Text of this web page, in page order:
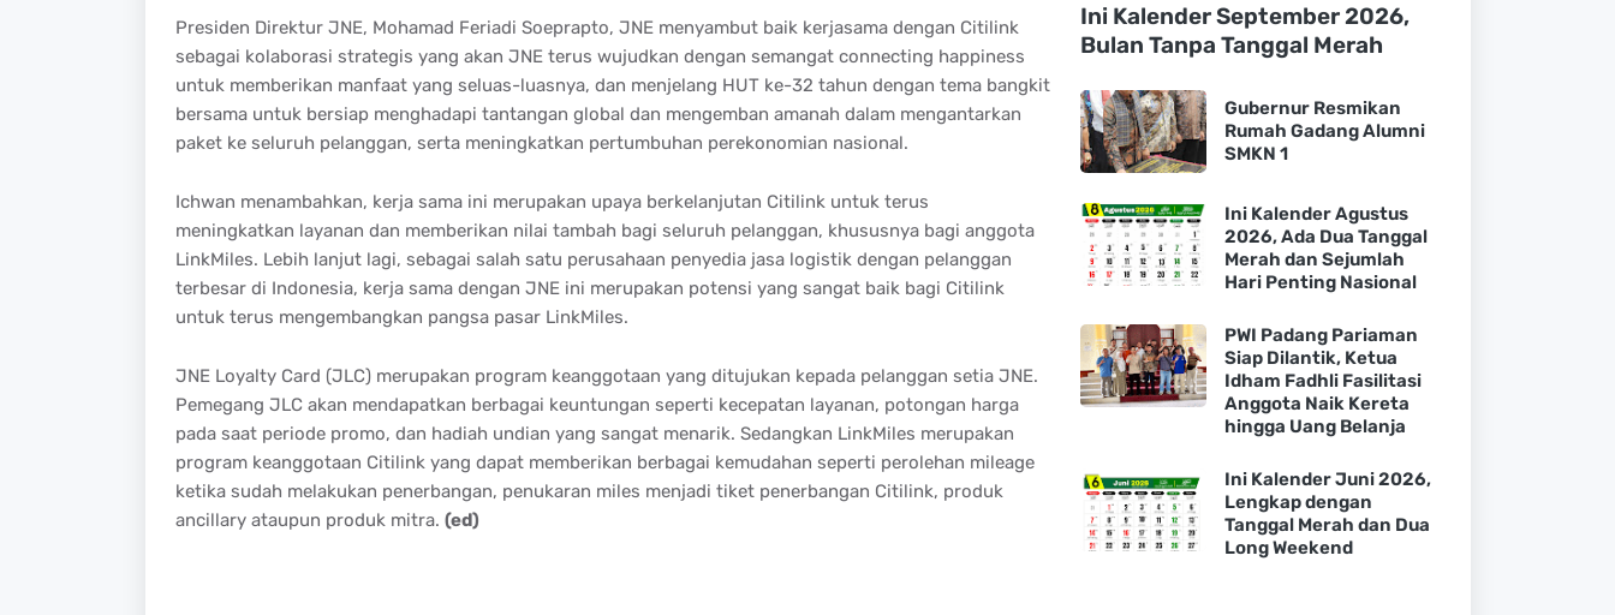
Presiden Direktur JNE, Mohamad Feriadi Soeprapto, JNE menyambut baik kerjasama dengan Citilink
sebagai kolaborasi strategis yang akan JNE terus wujudkan dengan semangat connecting happiness
untuk memberikan manfaat yang seluas-luasnya, dan menjelang HUT ke-32 tahun dengan tema bangkit
bersama untuk bersiap menghadapi tantangan global dan mengemban amanah dalam mengantarkan
paket ke seluruh pelanggan, serta meningkatkan pertumbuhan perekonomian nasional.
Ichwan menambahkan, kerja sama ini merupakan upaya berkelanjutan Citilink untuk terus
meningkatkan layanan dan memberikan nilai tambah bagi seluruh pelanggan, khususnya bagi anggota
LinkMiles. Lebih lanjut lagi, sebagai salah satu perusahaan penyedia jasa logistik dengan pelanggan
terbesar di Indonesia, kerja sama dengan JNE ini merupakan potensi yang sangat baik bagi Citilink
untuk terus mengembangkan pangsa pasar LinkMiles.
JNE Loyalty Card (JLC) merupakan program keanggotaan yang ditujukan kepada pelanggan setia JNE.
Pemegang JLC akan mendapatkan berbagai keuntungan seperti kecepatan layanan, potongan harga
pada saat periode promo, dan hadiah undian yang sangat menarik. Sedangkan LinkMiles merupakan
program keanggotaan Citilink yang dapat memberikan berbagai kemudahan seperti perolehan mileage
ketika sudah melakukan penerbangan, penukaran miles menjadi tiket penerbangan Citilink, produk
ancillary ataupun produk mitra. (ed)
Ini Kalender September 2026,
Bulan Tanpa Tanggal Merah
Gubernur Resmikan
Rumah Gadang Alumni
SMKN 1
Ini Kalender Agustus
2026, Ada Dua Tanggal
Merah dan Sejumlah
Hari Penting Nasional
PWI Padang Pariaman
Siap Dilantik, Ketua
Idham Fadhli Fasilitasi
Anggota Naik Kereta
hingga Uang Belanja
Ini Kalender Juni 2026,
Lengkap dengan
Tanggal Merah dan Dua
Long Weekend